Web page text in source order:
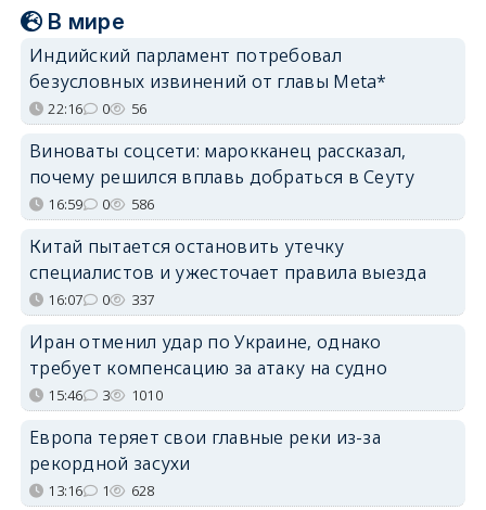
В мире
Индийский парламент потребовал
безусловных извинений от главы Meta*
22:16 0 56
Виноваты соцсети: марокканец рассказал,
почему решился вплавь добраться в Сеуту
16:59 0 586
Китай пытается остановить утечку
специалистов и ужесточает правила выезда
16:07 0 337
Иран отменил удар по Украине, однако
требует компенсацию за атаку на судно
15:46 3 1010
Европа теряет свои главные реки из-за
рекордной засухи
13:16 1 628